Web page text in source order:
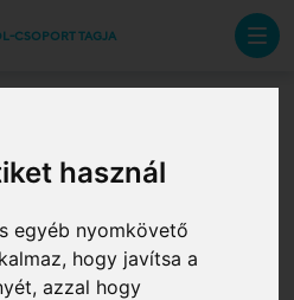
használ
egyéb nyomkövető
hogy javítsa a
azzal hogy
CSOPORT TAGJA